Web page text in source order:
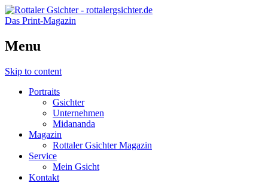
Das Print-Magazin
Menu
Skip to content
Portraits
Gsichter
Unternehmen
Midananda
Magazin
Rottaler Gsichter Magazin
Service
Mein Gsicht
Kontakt